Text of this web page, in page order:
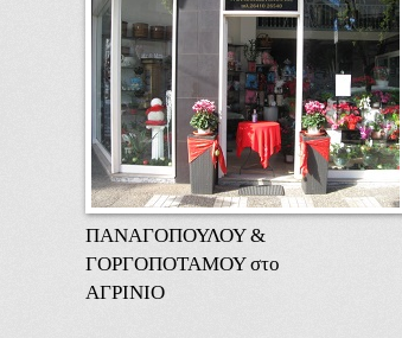
ΠΑΝΑΓΟΠΟΥΛΟΥ &
ΓΟΡΓΟΠΟΤΑΜΟΥ στο
ΑΓΡΙΝΙΟ